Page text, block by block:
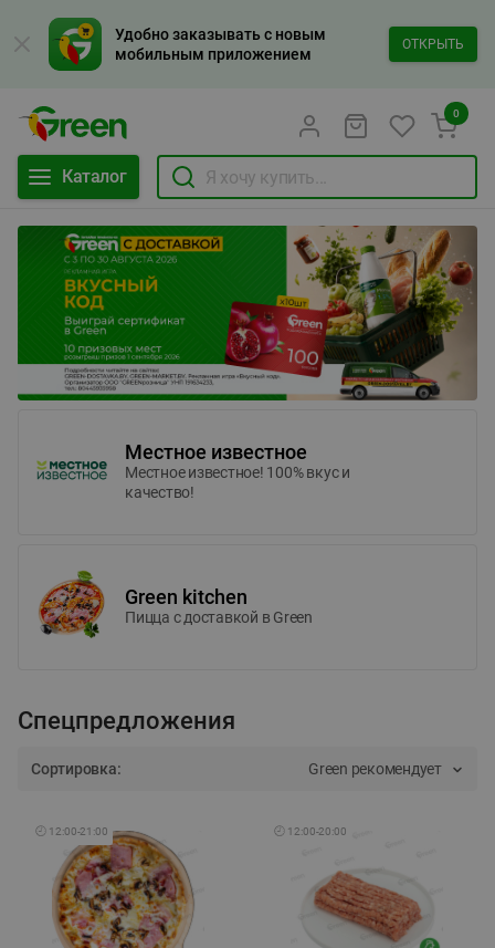
Удобно заказывать с новым
мобильным приложением
ОТКРЫТЬ
Каталог
0
Местное известное
Местное известное! 100% вкус и
качество!
Green kitchen
Пицца c доставкой в Green
Спецпредложения
Сортировка: Green рекомендует
🕘 12:00-21:00 🕘 12:00-20:00